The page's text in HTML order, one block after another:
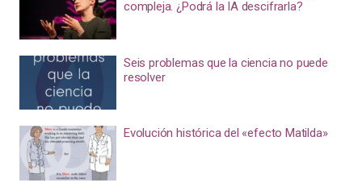
compleja. ¿Podrá la IA descifrarla?
Seis problemas que la ciencia no puede
resolver
Evolución histórica del «efecto Matilda»